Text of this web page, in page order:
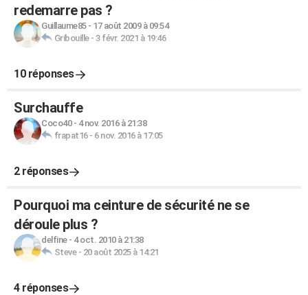
redemarre pas ?
Guillaume85- 17 août 2009 à 09:54
Gribouille- 3 févr. 2021 à 19:46
10 réponses
Surchauffe
Coco40- 4 nov. 2016 à 21:38
frapat16- 6 nov. 2016 à 17:05
2 réponses
Pourquoi ma ceinture de sécurité ne se
déroule plus ?
delfine- 4 oct. 2010 à 21:38
Steve- 20 août 2025 à 14:21
4 réponses